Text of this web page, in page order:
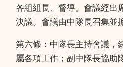
各組組長、督導。會議經出
決議。會議由中隊長召集並
第六條：中隊長主持會議，
屬各項工作；副中隊長協助